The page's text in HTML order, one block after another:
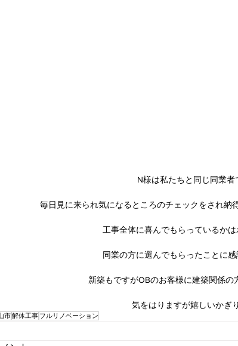
N様は私たちと同じ同業者
毎日見に来られ気になるところのチェックをされ納
工事全体に喜んでもらっているか
同業の方に選んでもらったことに感
新築もですがOBのお客様に建築関係の
気をはりますが嬉しいかぎ
市解体工事 フルリノベーション